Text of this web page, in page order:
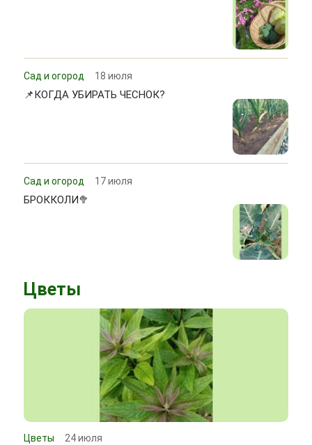
Сад и огород 18 июля
📌КОГДА УБИРАТЬ ЧЕСНОК?
Сад и огород 17 июля
БРОККОЛИ🥦
Цветы
Цветы 24 июля